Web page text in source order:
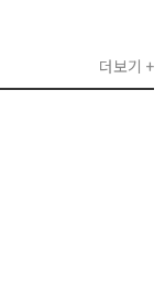
더보기 +